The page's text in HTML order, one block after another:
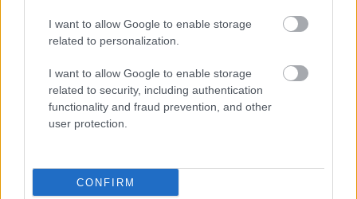
I want to allow Google to enable storage
related to personalization.
I want to allow Google to enable storage
related to security, including authentication
functionality and fraud prevention, and other
user protection.
CONFIRM
Diabolo (2026)
Könyvajánló: Csoma-Lőrincz Tamara:
Perszephoné és az Alvilág arénája (2026)
Szólj hozzá!